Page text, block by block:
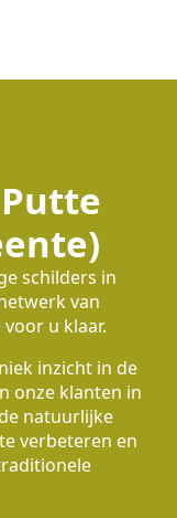
schilders in
van
u klaar.
inzicht in de
onze klanten in
natuurlijke
verbeteren en